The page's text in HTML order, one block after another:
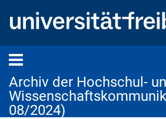
Archiv der Hochschul-
08/2024)